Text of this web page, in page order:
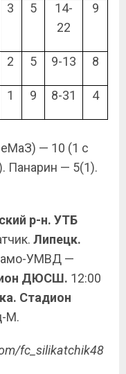
3 5
14-
22
9
2 5 9-13 8
1 9 8-31 4
— 10 (1 с
Панарин — 5(1).
р-н. УТБ
Липецк.
УМВД —
ДЮСШ. 12:00
Стадион
М.
fc_silikatchik48